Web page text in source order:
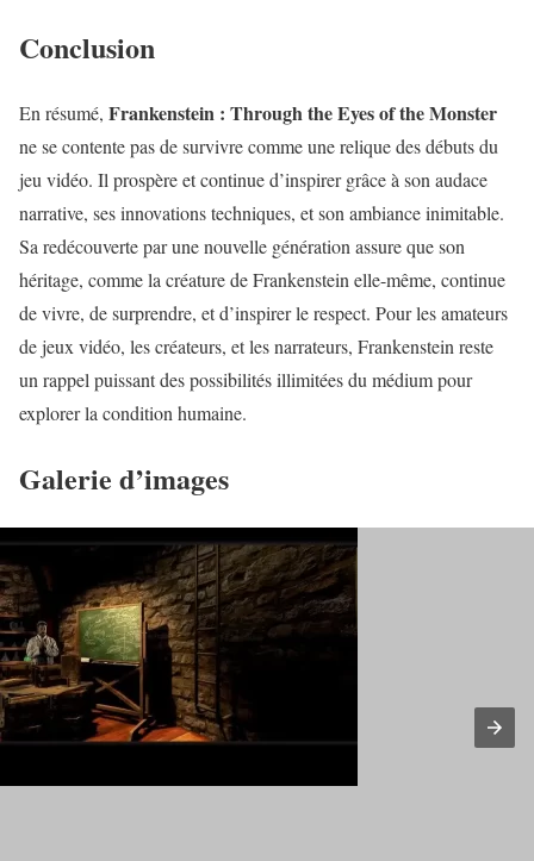
Conclusion
En résumé, Frankenstein : Through the Eyes of the Monster
ne se contente pas de survivre comme une relique des débuts du
jeu vidéo. Il prospère et continue d’inspirer grâce à son audace
narrative, ses innovations techniques, et son ambiance inimitable.
Sa redécouverte par une nouvelle génération assure que son
héritage, comme la créature de Frankenstein elle-même, continue
de vivre, de surprendre, et d’inspirer le respect. Pour les amateurs
de jeux vidéo, les créateurs, et les narrateurs, Frankenstein reste
un rappel puissant des possibilités illimitées du médium pour
explorer la condition humaine.
Galerie d’images